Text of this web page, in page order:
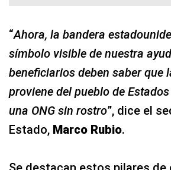
“Ahora, la bandera
símbolo visible de nuestra
beneficiarios deben saber que
proviene del pueblo de
una ONG sin rostro”, dice el
Estado, Marco Rubio.